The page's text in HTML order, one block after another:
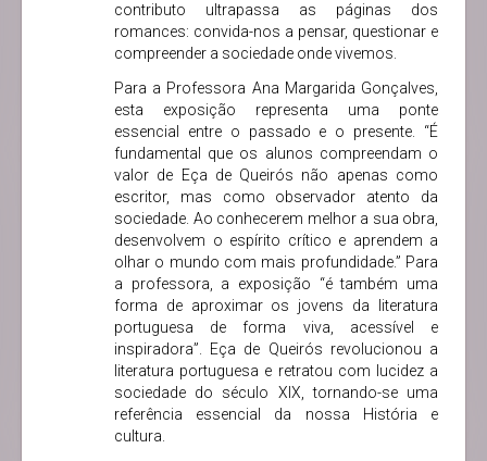
contributo ultrapassa as páginas dos
romances: convida-nos a pensar, questionar e
compreender a sociedade onde vivemos.
Para a Professora Ana Margarida Gonçalves,
esta exposição representa uma ponte
essencial entre o passado e o presente. “É
fundamental que os alunos compreendam o
valor de Eça de Queirós não apenas como
escritor, mas como observador atento da
sociedade. Ao conhecerem melhor a sua obra,
desenvolvem o espírito crítico e aprendem a
olhar o mundo com mais profundidade.” Para
a professora, a exposição “é também uma
forma de aproximar os jovens da literatura
portuguesa de forma viva, acessível e
inspiradora”. Eça de Queirós revolucionou a
literatura portuguesa e retratou com lucidez a
sociedade do século XIX, tornando-se uma
referência essencial da nossa História e
cultura.